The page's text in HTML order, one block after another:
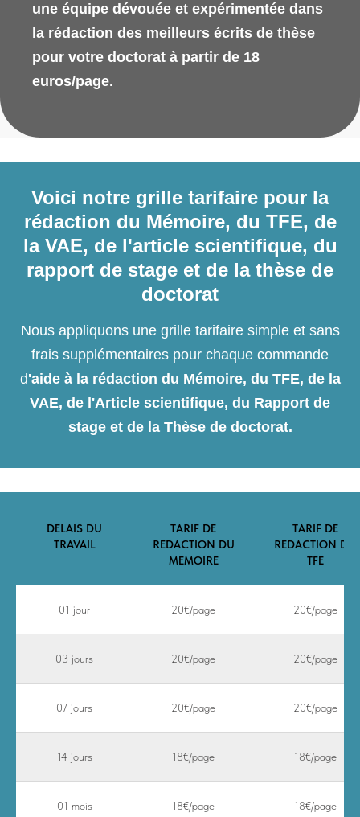
une équipe dévouée et expérimentée dans
la rédaction des meilleurs écrits de thèse
pour votre doctorat à partir de 18
euros/page.
Voici notre grille tarifaire pour la
rédaction du Mémoire, du TFE, de
la VAE, de l'article scientifique, du
rapport de stage et de la thèse de
doctorat
Nous appliquons une grille tarifaire simple et sans
frais supplémentaires pour chaque commande
d'aide à la rédaction du Mémoire, du TFE, de la
VAE, de l'Article scientifique, du Rapport de
stage et de la Thèse de doctorat.
DELAIS DU
TRAVAIL
TARIF DE
REDACTION DU
MEMOIRE
TARIF DE
REDACTION DU
TFE
01 jour 20€/page 20€/page
03 jours 20€/page 20€/page
07 jours 20€/page 20€/page
14 jours 18€/page 18€/page
01 mois 18€/page 18€/page